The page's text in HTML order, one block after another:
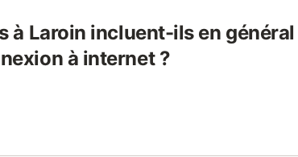
à Laroin incluent-ils en général
à internet ?